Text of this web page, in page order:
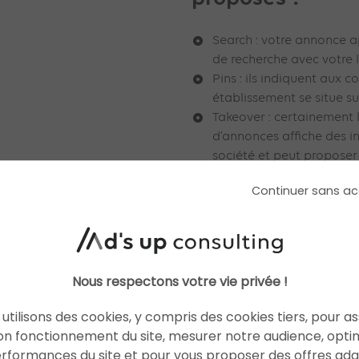
Search : votre annonce
de recherche avec votre
Pins : ils indiquent aux
établissement se situe
Takeover :
d’annonces affiche des
société et peut
seulement quand ils
automatiquement
Continuer sans
Nous respectons votre vie privée !
utilisons des cookies, y compris des cookies tiers, pour
fonctionnement du site, mesurer notre audience,